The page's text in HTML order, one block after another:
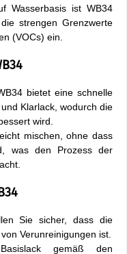
Wasserbasis ist WB34
strengen Grenzwerte
(VOCs) ein.
bietet eine schnelle
Klarlack, wodurch die
wird.
mischen, ohne dass
was den Prozess der
Sie sicher, dass die
Verunreinigungen ist.
gemäß den